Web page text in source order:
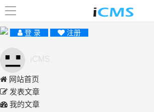
登 录 注册
网站首页
发表文章
我的文章